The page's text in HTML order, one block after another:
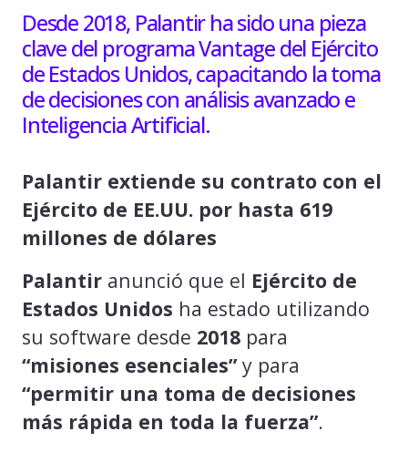
Desde 2018, Palantir ha sido una pieza
clave del programa Vantage del Ejército
de Estados Unidos, capacitando la toma
de decisiones con análisis avanzado e
Inteligencia Artificial.
Palantir extiende su contrato con el
Ejército de EE.UU. por hasta 619
millones de dólares
Palantir anunció que el Ejército de
Estados Unidos ha estado utilizando
su software desde 2018 para
“misiones esenciales” y para
“permitir una toma de decisiones
más rápida en toda la fuerza”.